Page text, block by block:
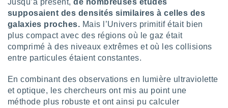
le
des
des
limitées
Jusqu’à présent,de nombreuses études
supposaient des densités similaires à celles des
galaxies proches. Mais l’Univers primitif était bien
plus compact avec des régions où le gaz était
comprimé à des niveaux extrêmes et où les collisions
entre particules étaient constantes.
En combinant des observations en lumière ultraviolette
et optique, les chercheurs ont mis au point une
méthode plus robuste et ont ainsi pu calculer